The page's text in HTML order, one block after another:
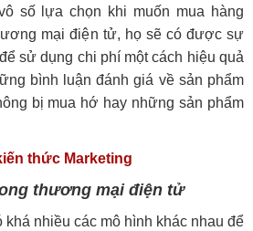
số lựa chọn khi muốn mua hàng
mại điện tử, họ sẽ có được sự
sử dụng chi phí một cách hiệu quả
bình luận đánh giá về sản phẩm
bị mua hớ hay những sản phẩm
thức Marketing
thương mại điện tử
nhiều các mô hình khác nhau để